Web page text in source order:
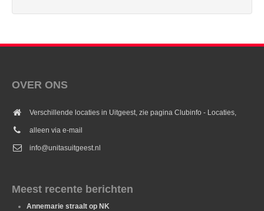
OVER ONS
Verschillende locaties in Uitgeest, zie pagina Clubinfo - Locaties,
alleen via e-mail
info@unitasuitgeest.nl
Meest recente berichten
Annemarie straalt op NK